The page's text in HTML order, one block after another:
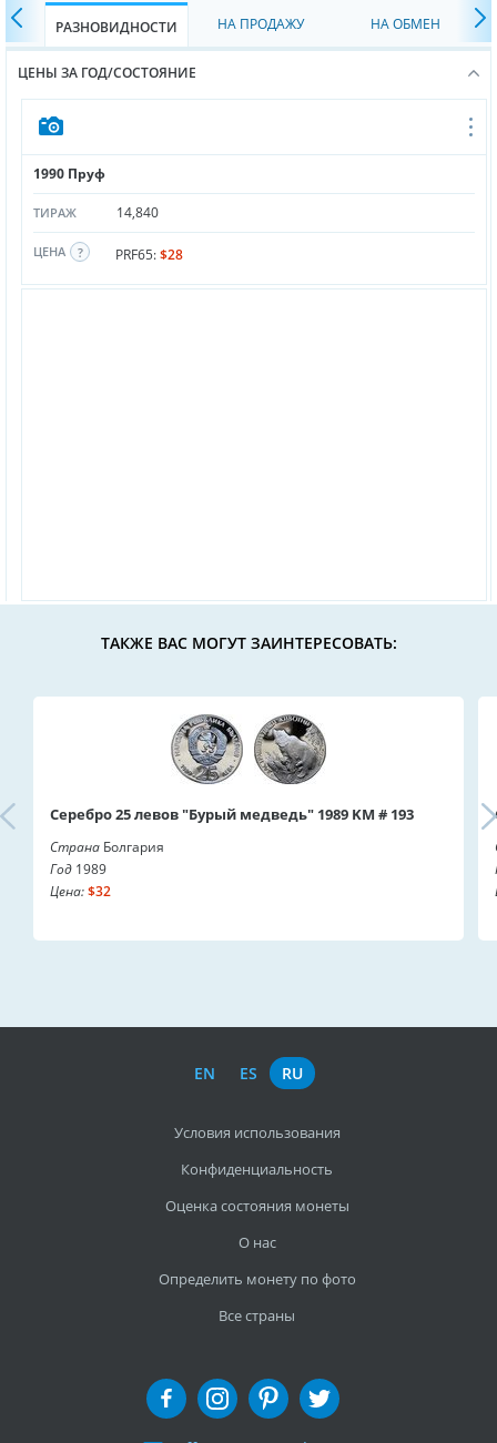
РАЗНОВИДНОСТИ НА ПРОДАЖУ НА ОБМЕН
ЦЕНЫ ЗА ГОД/СОСТОЯНИЕ
1990 Пруф
ТИРАЖ 14,840
ЦЕНА PRF65:$28
ТАКЖЕ ВАС МОГУТ ЗАИНТЕРЕСОВАТЬ:
Серебро 25 левов "Бурый медведь" 1989 KM # 193
Страна Болгария
Год 1989
Цена:$32
EN ES RU
Условия использования
Конфиденциальность
Оценка состояния монеты
О нас
Определить монету по фото
Все страны